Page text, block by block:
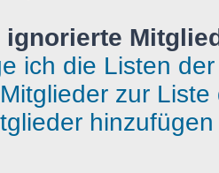
ignorierte
ich die Listen
zur